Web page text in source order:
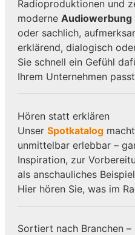
Radioproduktionen und
moderne Audiowerbung
oder sachlich,
erklärend, dialogisch
Sie schnell ein Gefühl
Ihrem Unternehmen
Hören statt erklären
Unser Spotkatalog
unmittelbar erlebbar –
Inspiration, zur
als anschauliches
Hier hören Sie, was im
Sortiert nach Branchen –